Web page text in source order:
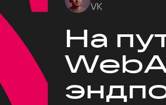
VK
На